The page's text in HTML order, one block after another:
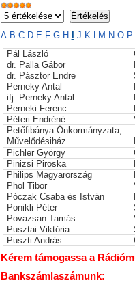
A B C D E F G H J K LM N O P
Pál László
dr. Palla Gábor
dr. Pásztor Endre
Perneky Antal
ifj. Perneky Antal
Perneki Ferenc
Péteri Endréné
Petőfibánya Önkormányzata,
Művelődésiház
Pichler György
Pinizsi Piroska
Philips Magyarország
Phol Tibor
Póczak Csaba és István
Ponikli Péter
Povazsan Tamás
Pusztai Viktória
Puszti András
Kérem támogassa a
Bankszámlaszámunk: